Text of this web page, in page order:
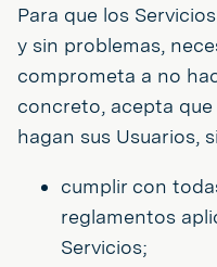
Para que los
y sin problemas,
comprometa a no
concreto, acepta
hagan sus Usuarios,
cumplir con
reglamentos
Servicios;